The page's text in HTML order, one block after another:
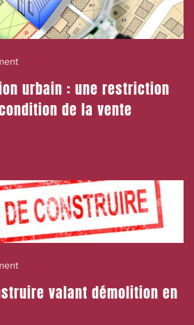
urbain : une restriction
de la vente
valant démolition en